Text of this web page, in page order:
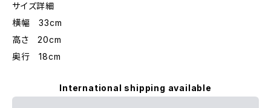
サイズ詳細
横幅 33cm
高さ 20cm
奥行 18cm
International shipping available